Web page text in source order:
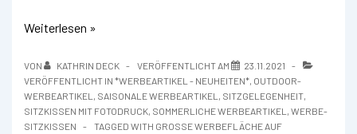
Bequemes
Sitzkissen
in
vielen
Farben
Weiterlesen »
VON KATHRIN DECK VERÖFFENTLICHT AM
23.11.2021
VERÖFFENTLICHT IN *WERBEARTIKEL - NEUHEITEN* OUTDOOR-
WERBEARTIKEL
SAISONALE WERBEARTIKEL SITZGELEGENHEIT
SITZKISSEN MIT FOTODRUCK SOMMERLICHE WERBEARTIKEL
WERBE-
SITZKISSEN
TAGGED WITH GROSSE WERBEFLÄCHE AUF S